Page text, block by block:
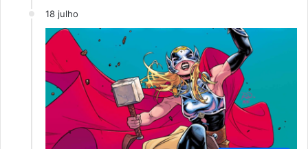
18 julho